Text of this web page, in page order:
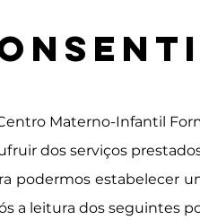
Materno-Infantil
dos serviços
podermos estabelecer
a leitura dos seguintes